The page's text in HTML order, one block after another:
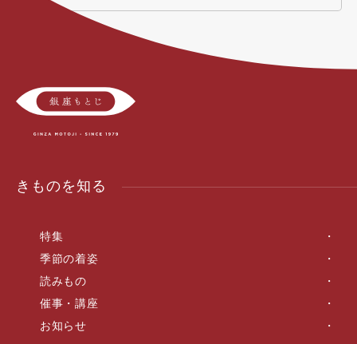
きものを知る
特集
季節の着姿
読みもの
催事・講座
お知らせ